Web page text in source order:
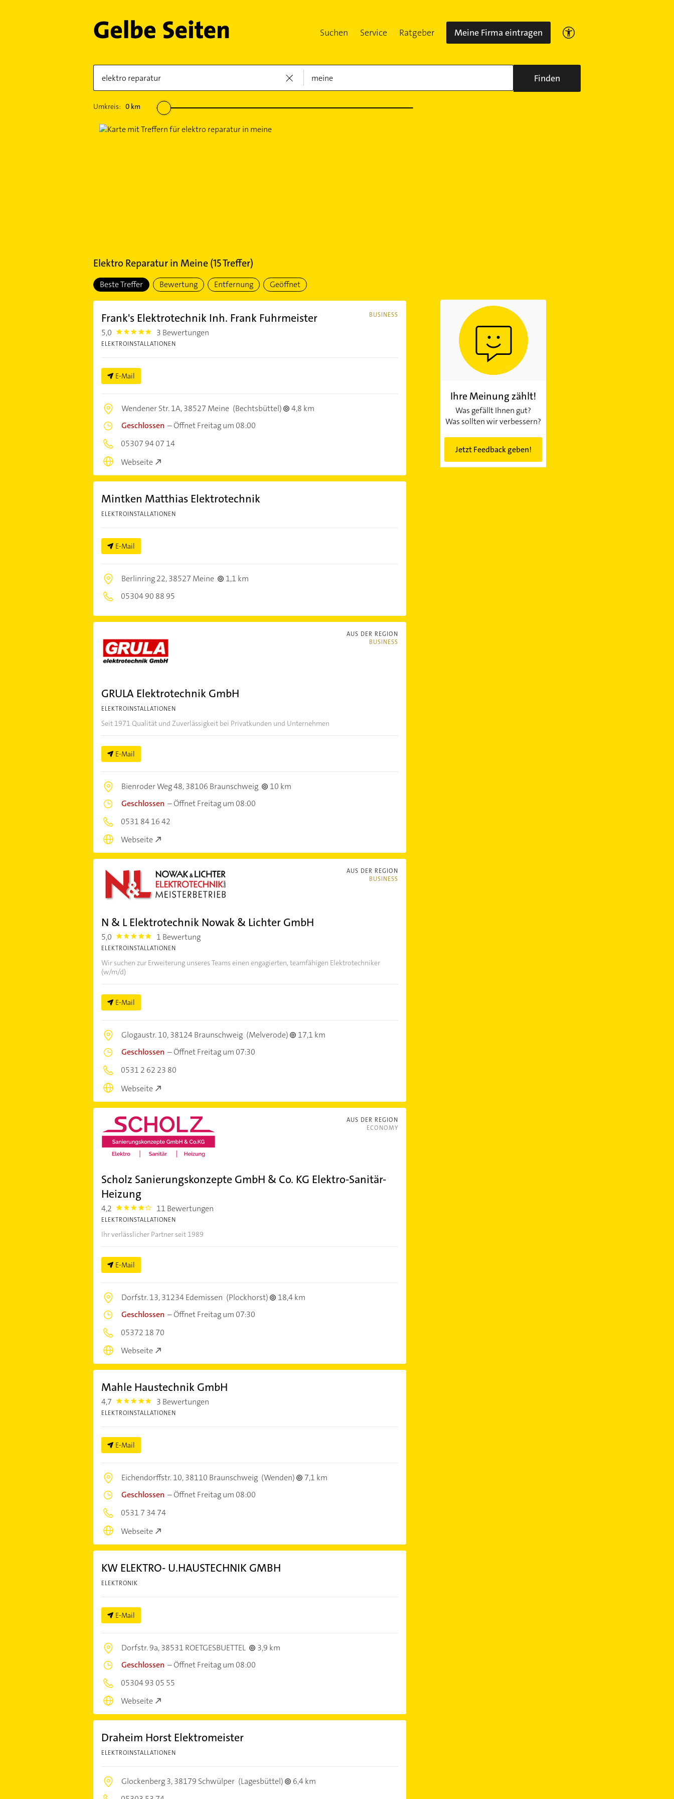
Suchen Service Ratgeber Meine Firma eintragen
Finden
Umkreis: 0km
Elektro Reparaturin Meine(15Treffer)
Beste Treffer Bewertung Entfernung Geöffnet
BUSINESS
Frank's Elektrotechnik Inh. Frank Fuhrmeister
5,0 5.0 3 Bewertungen
ELEKTROINSTALLATIONEN
E-Mail
Wendener Str. 1A,38527 Meine (Bechtsbüttel)
4,8 km
Geschlossen –Öffnet Freitag um 08:00
05307 94 07 14
Webseite
Mintken Matthias Elektrotechnik
ELEKTROINSTALLATIONEN
E-Mail
Berlinring 22,38527 Meine
1,1 km
05304 90 88 95
AUS DER REGION
BUSINESS
GRULA Elektrotechnik GmbH
ELEKTROINSTALLATIONEN
Seit 1971 Qualität und Zuverlässigkeit bei Privatkunden und Unternehmen
E-Mail
Bienroder Weg 48,38106 Braunschweig
10 km
Geschlossen –Öffnet Freitag um 08:00
0531 84 16 42
Webseite
AUS DER REGION
BUSINESS
N & L Elektrotechnik Nowak & Lichter GmbH
5,0 5.0 1 Bewertung
ELEKTROINSTALLATIONEN
Wir suchen zur Erweiterung unseres Teams einen engagierten, teamfähigen Elektrotechniker
(w/m/d)
E-Mail
Glogaustr. 10,38124 Braunschweig (Melverode)
17,1 km
Geschlossen –Öffnet Freitag um 07:30
0531 2 62 23 80
Webseite
AUS DER REGION
ECONOMY
Scholz Sanierungskonzepte GmbH & Co. KG Elektro-Sanitär-
Heizung
4,2 4.2000003 11 Bewertungen
ELEKTROINSTALLATIONEN
Ihr verlässlicher Partner seit 1989
E-Mail
Dorfstr. 13,31234 Edemissen (Plockhorst)
18,4 km
Geschlossen –Öffnet Freitag um 07:30
05372 18 70
Webseite
Mahle Haustechnik GmbH
4,7 4.7000003 3 Bewertungen
ELEKTROINSTALLATIONEN
E-Mail
Eichendorffstr. 10,38110 Braunschweig (Wenden)
7,1 km
Geschlossen –Öffnet Freitag um 08:00
0531 7 34 74
Webseite
KW ELEKTRO- U.HAUSTECHNIK GMBH
ELEKTRONIK
E-Mail
Dorfstr. 9a,38531 ROETGESBUETTEL
3,9 km
Geschlossen –Öffnet Freitag um 08:00
05304 93 05 55
Webseite
Draheim Horst Elektromeister
ELEKTROINSTALLATIONEN
Glockenberg 3,38179 Schwülper (Lagesbüttel)
6,4 km
Ihre Meinung zählt!
Was gefällt Ihnen gut?
Was sollten wir verbessern?
Jetzt Feedback geben!